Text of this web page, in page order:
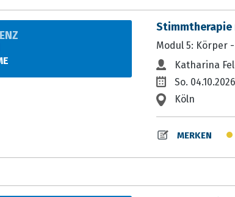
Stimmtherapie
Modul 5: Körper -
Katharina
So.
Köln
MERKEN